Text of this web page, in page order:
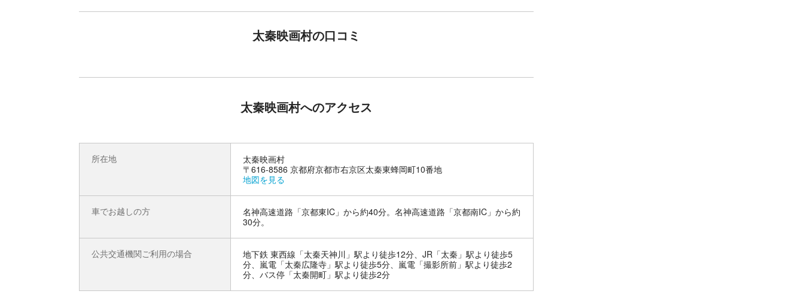
https://eigamura.com/
https://www.kyotobus.jp/太秦映画村の口コミ
太秦映画村へのアクセス
所在地
太秦映画村
〒616-8586 京都府京都市右京区太秦東蜂岡町10番地
地図を見る
車でお越しの方
名神高速道路「京都東IC」から約40分。名神高速道路「京都南IC」から約
30分。
公共交通機関ご利用の場合
地下鉄 東西線「太秦天神川」駅より徒歩12分、JR「太秦」駅より徒歩5
分、嵐電「太秦広隆寺」駅より徒歩5分、嵐電「撮影所前」駅より徒歩2
分、バス停「太秦開町」駅より徒歩2分